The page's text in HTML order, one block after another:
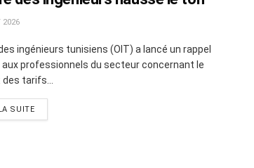
2026
des ingénieurs tunisiens (OIT) a lancé un rappel
aux professionnels du secteur concernant le
tarifs...
SUITE